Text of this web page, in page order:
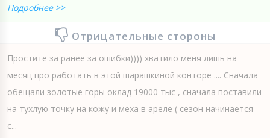
Подробнее >>
Отрицательные стороны
Простите за ранее за ошибки)))) хватило меня лишь на
месяц про работать в этой шарашкиной конторе .... Сначала
обещали золотые горы оклад 19000 тыс , сначала поставили
на тухлую точку на кожу и меха в ареле ( сезон начинается
с...